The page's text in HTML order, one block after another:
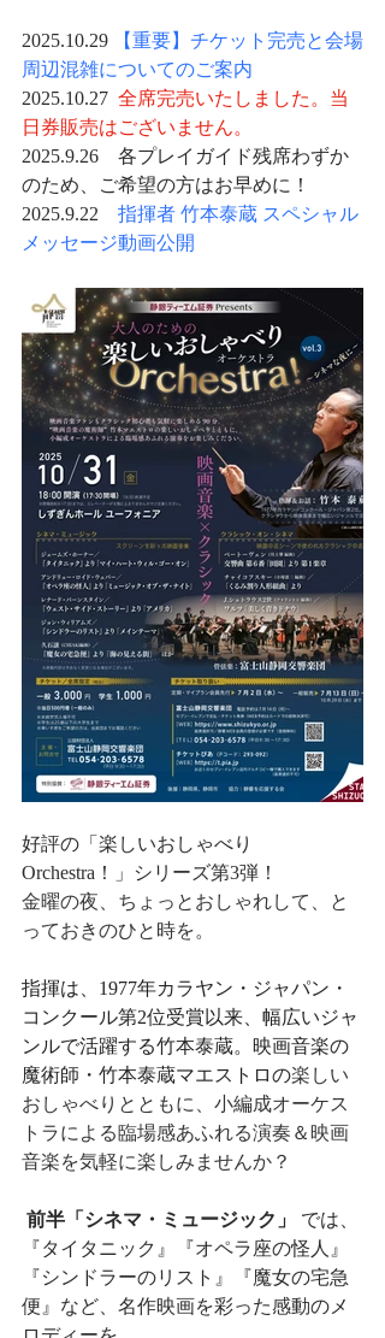
2025.10.29
【重要】チケット完売と会場
周辺混雑についてのご案内
2025.10.27 全席完売いたしました。当
日券販売はございません。
2025.9.26　各プレイガイド残席わずか
のため、ご希望の方はお早めに！
2025.9.22 指揮者 竹本泰蔵 スペシャル
メッセージ動画公開
好評の「楽しいおしゃべり
Orchestra！」シリーズ第3弾！
金曜の夜、ちょっとおしゃれして、と
っておきのひと時を。
指揮は、1977年カラヤン・ジャパン・
コンクール第2位受賞以来、幅広いジャ
ンルで活躍する竹本泰蔵。映画音楽の
魔術師・竹本泰蔵マエストロの楽しい
おしゃべりとともに、小編成オーケス
トラによる臨場感あふれる演奏＆映画
音楽を気軽に楽しみませんか？
前半「シネマ・ミュージック」
では、
『タイタニック』『オペラ座の怪人』
『シンドラーのリスト』『魔女の宅急
便』など、名作映画を彩った感動のメ